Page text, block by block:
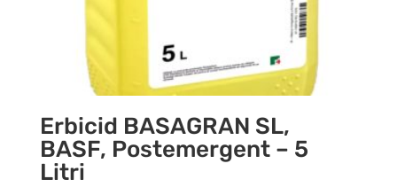
Erbicid BASAGRAN SL,
BASF, Postemergent – 5
Litri